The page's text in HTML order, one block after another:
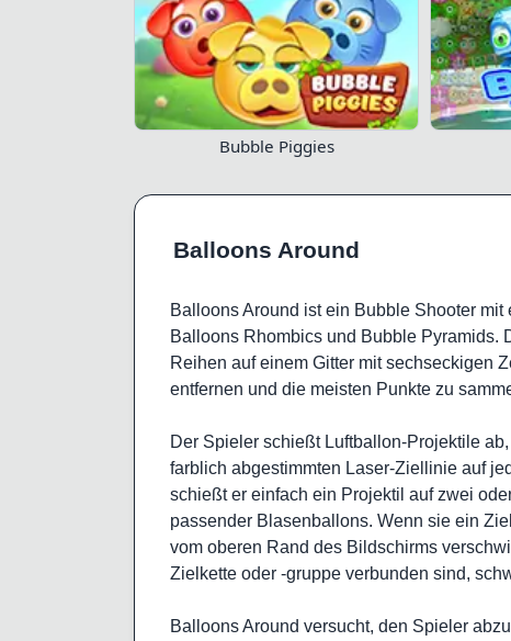
Bubble Piggies
Balloons Around
Balloons Around ist ein Bubble Shooter
Balloons Rhombics und Bubble Pyramids.
Reihen auf einem Gitter mit sechseckigen
entfernen und die meisten Punkte zu
Der Spieler schießt Luftballon-Projektile
farblich abgestimmten Laser-Ziellinie auf
schießt er einfach ein Projektil auf zwei
passender Blasenballons. Wenn sie ein
vom oberen Rand des Bildschirms
Zielkette oder -gruppe verbunden sind,
Balloons Around versucht, den Spieler